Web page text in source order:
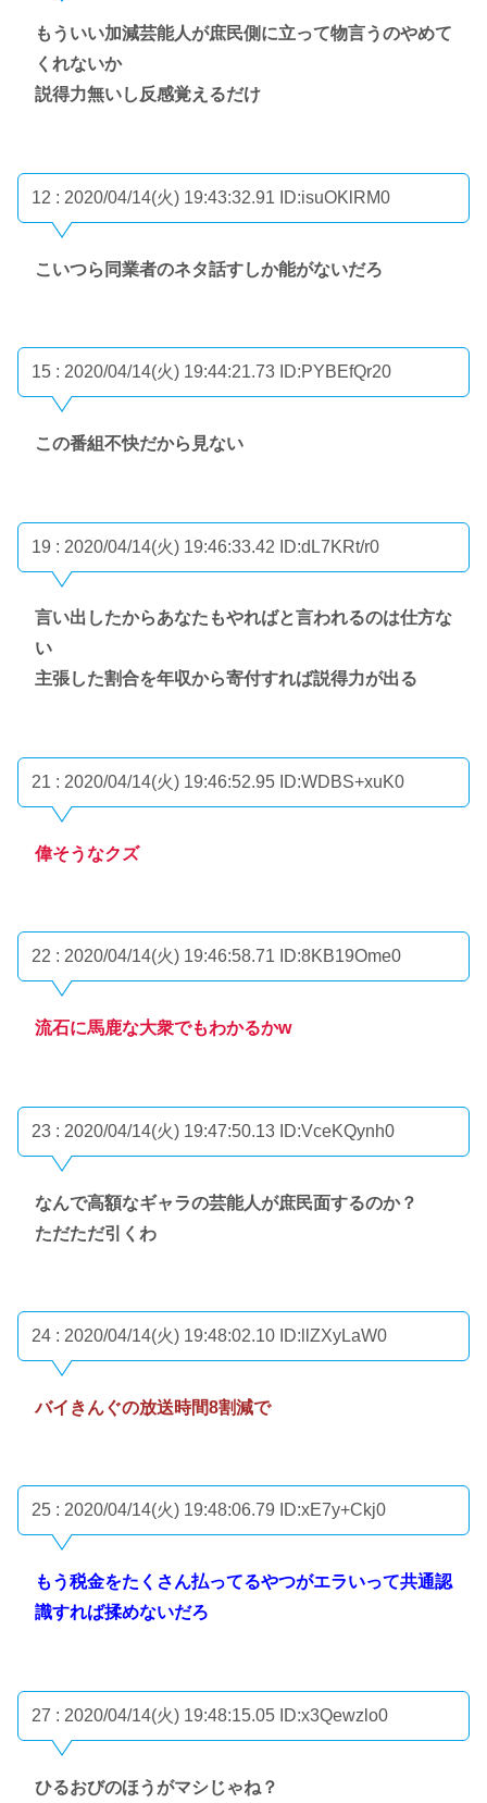
もういい加減芸能人が庶民側に立って物言うのやめて
くれないか
説得力無いし反感覚えるだけ
12 : 2020/04/14(火) 19:43:32.91 ID:isuOKlRM0
こいつら同業者のネタ話すしか能がないだろ
15 : 2020/04/14(火) 19:44:21.73 ID:PYBEfQr20
この番組不快だから見ない
19 : 2020/04/14(火) 19:46:33.42 ID:dL7KRt/r0
言い出したからあなたもやればと言われるのは仕方な
い
主張した割合を年収から寄付すれば説得力が出る
21 : 2020/04/14(火) 19:46:52.95 ID:WDBS+xuK0
偉そうなクズ
22 : 2020/04/14(火) 19:46:58.71 ID:8KB19Ome0
流石に馬鹿な大衆でもわかるかw
23 : 2020/04/14(火) 19:47:50.13 ID:VceKQynh0
なんで高額なギャラの芸能人が庶民面するのか？
ただただ引くわ
24 : 2020/04/14(火) 19:48:02.10 ID:llZXyLaW0
バイきんぐの放送時間8割減で
25 : 2020/04/14(火) 19:48:06.79 ID:xE7y+Ckj0
もう税金をたくさん払ってるやつがエラいって共通認
識すれば揉めないだろ
27 : 2020/04/14(火) 19:48:15.05 ID:x3Qewzlo0
ひるおびのほうがマシじゃね？